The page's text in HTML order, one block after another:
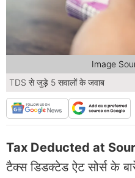
TDS से जुड़े 5 सवालों के जवाब
Image
Tax Deducted at
टैक्स डिडक्टेड ऐट सोर्स के